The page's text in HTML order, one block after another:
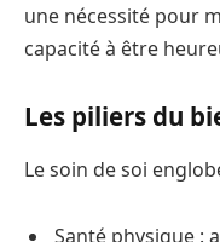
une nécessité pour
capacité à être
Les piliers du
Le soin de soi
Santé physique :